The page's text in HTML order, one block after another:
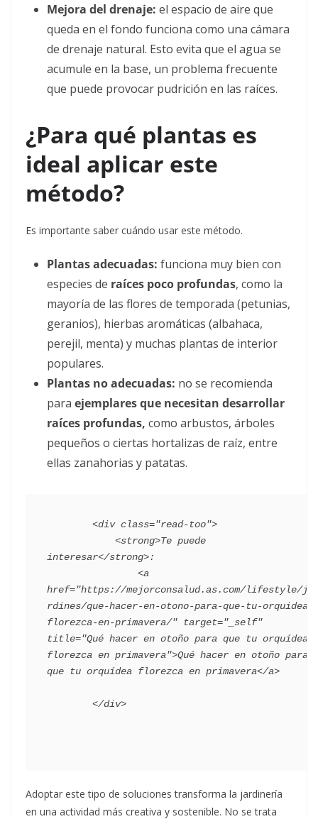
Mejora del drenaje: el espacio de aire que
queda en el fondo funciona como una cámara
de drenaje natural. Esto evita que el agua se
acumule en la base, un problema frecuente
que puede provocar pudrición en las raíces.
¿Para qué plantas es
ideal aplicar este
método?
Es importante saber cuándo usar este método.
Plantas adecuadas: funciona muy bien con
especies de raíces poco profundas, como la
mayoría de las flores de temporada (petunias,
geranios), hierbas aromáticas (albahaca,
perejil, menta) y muchas plantas de interior
populares.
Plantas no adecuadas: no se recomienda
para ejemplares que necesitan desarrollar
raíces profundas, como arbustos, árboles
pequeños o ciertas hortalizas de raíz, entre
ellas zanahorias y patatas.
interesar</strong>:
href="https://mejorconsalud.as.com/lifestyle/ja
rdines/que-hacer-en-otono-para-que-tu-orquidea-
florezca-en-primavera/" target="_self"
title="Qué hacer en otoño para que tu orquídea
florezca en primavera">Qué hacer en otoño para
que tu orquídea florezca en primavera</a>
Adoptar este tipo de soluciones transforma la jardinería
en una actividad más creativa y sostenible. No se trata